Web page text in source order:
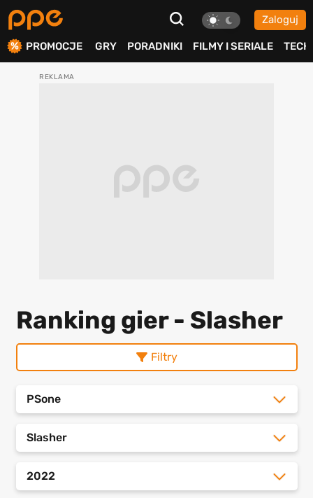
Zaloguj
PROMOCJE GRY PORADNIKI FILMY I SERIALE TECH
Ranking gier - Slasher
Filtry
PSone
Slasher
2022